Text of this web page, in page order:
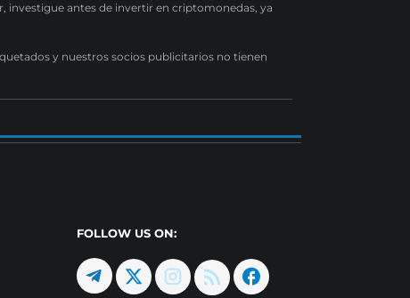
investigue antes de invertir en criptomonedas, ya
y nuestros socios publicitarios no tienen
FOLLOW US ON: